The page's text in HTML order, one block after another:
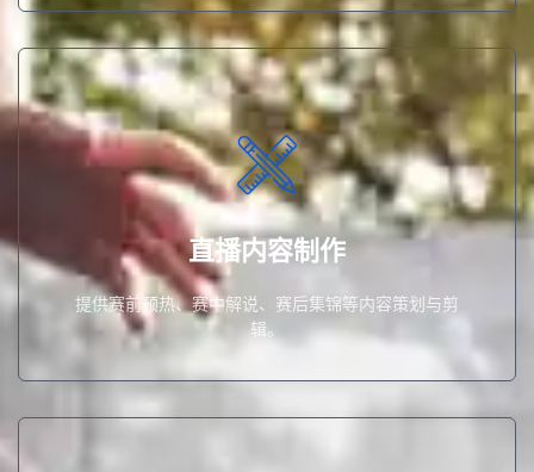
直播内容制作
提供赛前预热、赛中解说、赛后集锦等内容策划与剪
辑。
直播内容制作
提供赛前预热、赛中解说、赛后集锦等内容策划与剪辑。